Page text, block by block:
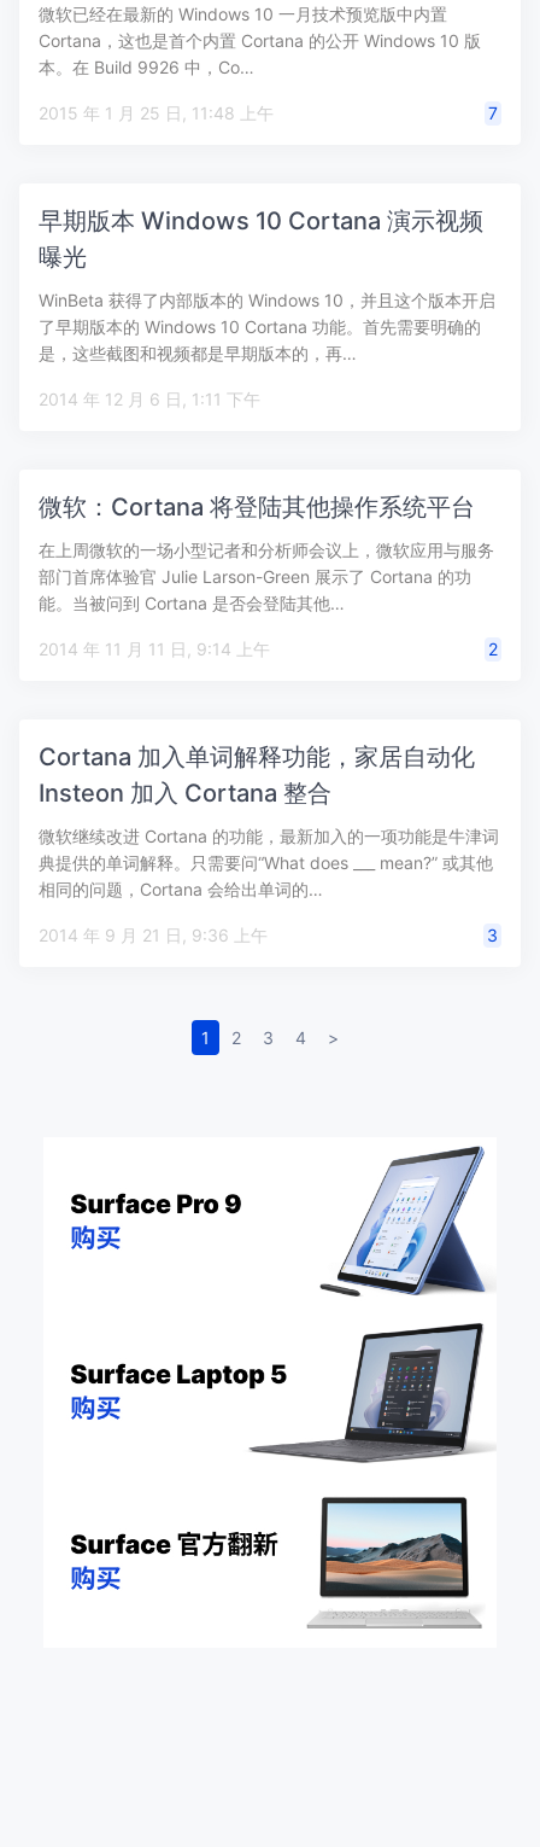
微软已经在最新的 Windows 10 一月技术预览版中内置
Cortana，这也是首个内置 Cortana 的公开 Windows 10 版
本。在 Build 9926 中，Co…
2015 年 1 月 25 日, 11:48 上午 7
早期版本 Windows 10 Cortana 演示视频
曝光
WinBeta 获得了内部版本的 Windows 10，并且这个版本开启
了早期版本的 Windows 10 Cortana 功能。首先需要明确的
是，这些截图和视频都是早期版本的，再…
2014 年 12 月 6 日, 1:11 下午
微软：Cortana 将登陆其他操作系统平台
在上周微软的一场小型记者和分析师会议上，微软应用与服务
部门首席体验官 Julie Larson-Green 展示了 Cortana 的功
能。当被问到 Cortana 是否会登陆其他…
2014 年 11 月 11 日, 9:14 上午 2
Cortana 加入单词解释功能，家居自动化
Insteon 加入 Cortana 整合
微软继续改进 Cortana 的功能，最新加入的一项功能是牛津词
典提供的单词解释。只需要问“What does ___ mean?” 或其他
相同的问题，Cortana 会给出单词的…
2014 年 9 月 21 日, 9:36 上午 3
1 2 3 4 >